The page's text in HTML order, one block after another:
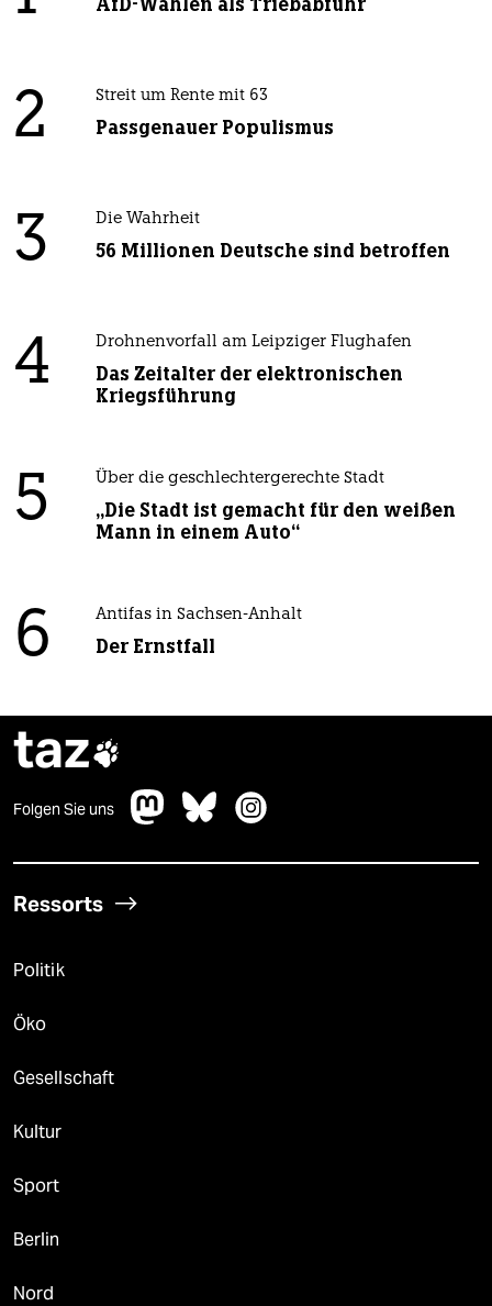
AfD-Wählen als Triebabfuhr
2 Streit um Rente mit 63
Passgenauer Populismus
3 Die Wahrheit
56 Millionen Deutsche sind betroffen
4 Drohnenvorfall am Leipziger Flughafen
Das Zeitalter der elektronischen
Kriegsführung
5 Über die geschlechtergerechte Stadt
„Die Stadt ist gemacht für den weißen
Mann in einem Auto“
6 Antifas in Sachsen-Anhalt
Der Ernstfall
taz
Folgen Sie uns
Ressorts
Politik
Öko
Gesellschaft
Kultur
Sport
Berlin
Nord